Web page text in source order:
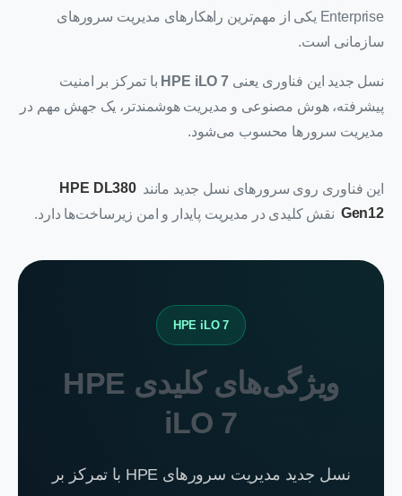
Enterprise یکی از مهم‌ترین راهکارهای مدیریت سرورهای
سازمانی است.
نسل جدید این فناوری یعنی HPE iLO 7 با تمرکز بر امنیت
پیشرفته، هوش مصنوعی و مدیریت هوشمندتر، یک جهش مهم در
مدیریت سرورها محسوب می‌شود.
این فناوری روی سرورهای نسل جدید مانند HPE DL380
Gen12 نقش کلیدی در مدیریت پایدار و امن زیرساخت‌ها دارد.
HPE iLO 7
ویژگی‌های کلیدی HPE
iLO 7
نسل جدید مدیریت سرورهای HPE با تمرکز بر